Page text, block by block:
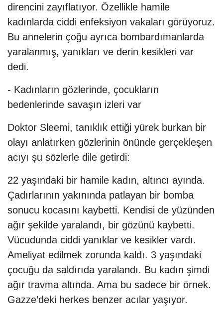
direncini zayıflatıyor. Özellikle hamile
kadınlarda ciddi enfeksiyon vakaları görüyoruz.
Bu annelerin çoğu ayrıca bombardımanlarda
yaralanmış, yanıkları ve derin kesikleri var
dedi.
- Kadınların gözlerinde, çocukların
bedenlerinde savaşın izleri var
Doktor Sleemi, tanıklık ettiği yürek burkan bir
olayı anlatırken gözlerinin önünde gerçekleşen
acıyı şu sözlerle dile getirdi:
22 yaşındaki bir hamile kadın, altıncı ayında.
Çadırlarının yakınında patlayan bir bomba
sonucu kocasını kaybetti. Kendisi de yüzünden
ağır şekilde yaralandı, bir gözünü kaybetti.
Vücudunda ciddi yanıklar ve kesikler vardı.
Ameliyat edilmek zorunda kaldı. 3 yaşındaki
çocuğu da saldırıda yaralandı. Bu kadın şimdi
ağır travma altında. Ama bu sadece bir örnek.
Gazze’deki herkes benzer acılar yaşıyor.